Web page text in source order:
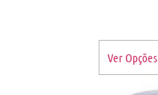
Ver Opções